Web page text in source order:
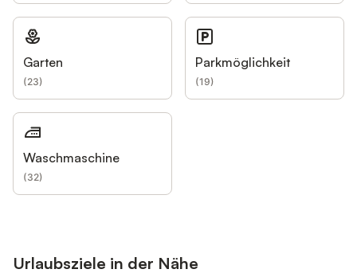
Garten
(23)
Parkmöglichkeit
(19)
Waschmaschine
(32)
Urlaubsziele in der Nähe